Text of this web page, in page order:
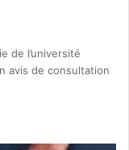
de l’université
avis de consultation